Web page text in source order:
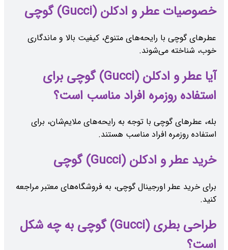
خصوصیات عطر و ادکلن (Gucci) گوچی
عطرهای گوچی با رایحه‌های متنوع، کیفیت بالا و ماندگاری
خوب، شناخته می‌شوند.
آیا عطر و ادکلن (Gucci) گوچی برای
استفاده روزمره افراد مناسب است؟
بله، عطرهای گوچی با توجه به رایحه‌های ملایم‌شان، برای
استفاده روزمره افراد مناسب هستند.
خرید عطر و ادکلن (Gucci) گوچی
برای خرید عطر اورجینال گوچی، به فروشگاه‌های معتبر مراجعه
کنید.
طراحی بطری (Gucci) گوچی به چه شکل
است؟